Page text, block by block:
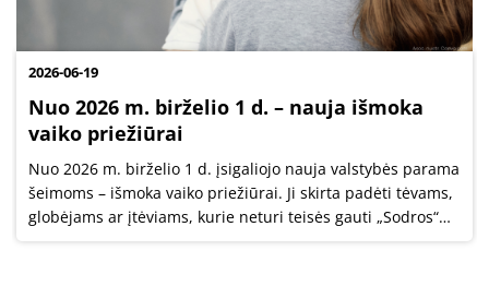
2026-06-19
Nuo 2026 m. birželio 1 d. – nauja išmoka
vaiko priežiūrai
Nuo 2026 m. birželio 1 d. įsigaliojo nauja valstybės parama
šeimoms – išmoka vaiko priežiūrai. Ji skirta padėti tėvams,
globėjams ar įtėviams, kurie neturi teisės gauti „Sodros“
vaiko priežiūros išmokos.